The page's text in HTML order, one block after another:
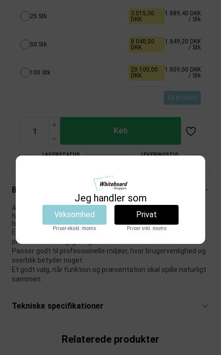
25 Stk
3.015,00
DKK
1.889,40 DKK
/ Stk
50 Stk
8.040,00
DKK
1.849,20 DKK
/ Stk
100 Stk
20.100,00
DKK
1.809,00 DKK
/ Stk
Få et tilbud
Køb
LAGERSTATUS LEVERINGSTID
Beskrivelse
Akustikpanel 12 stk., 30x30 cm, PET filt er udviklet til miljøer,
hvor funktion og et ordentligt visuelt udtryk skal gå naturligt
hånd i hånd.
Et godt valg, når løsningen skal være både praktisk og
præsentabel i daglig brug.
Passer godt til professionelle miljøer, hvor brugervenlighed og
overblik betyder noget.
Et godt valg, når funktion og præsentation skal spille naturligt
sammen.
Tekniske specifikationer
Relaterede produkter
Jeg handler som
Virksomhed
Priser ekskl. moms
Privat
Priser inkl. moms